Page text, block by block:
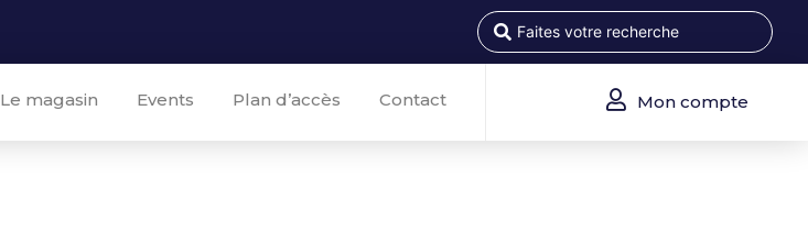
Le magasin Events Plan d’accès Contact Mon compte